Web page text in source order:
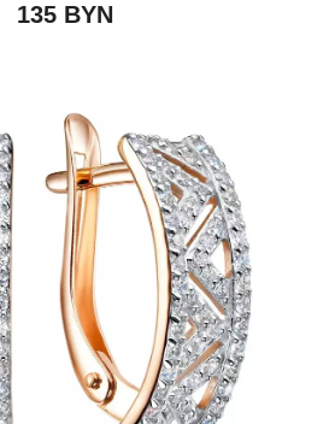
135 BYN